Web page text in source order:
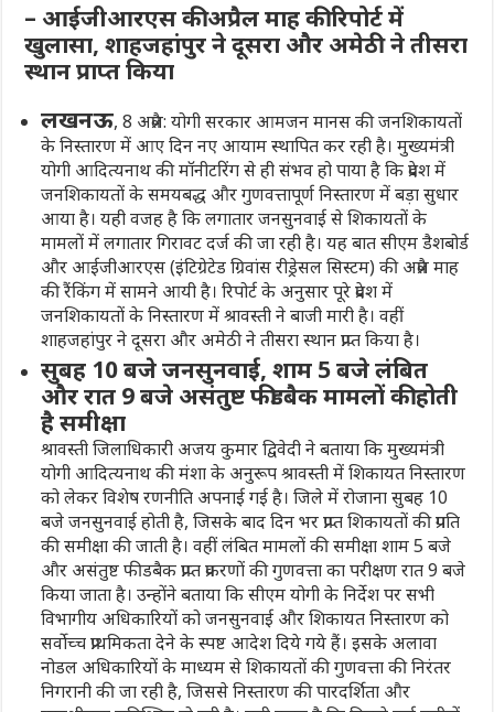
– आईजीआरएस की अप्रैल माह की रिपोर्ट में
खुलासा, शाहजहांपुर ने दूसरा और अमेठी ने तीसरा
स्थान प्राप्त किया
लखनऊ, 8 अप्रैल: योगी सरकार आमजन मानस की जनशिकायतों
के निस्तारण में आए दिन नए आयाम स्थापित कर रही है। मुख्यमंत्री
योगी आदित्यनाथ की मॉनीटरिंग से ही संभव हो पाया है कि प्रदेश में
जनशिकायतों के समयबद्ध और गुणवत्तापूर्ण निस्तारण में बड़ा सुधार
आया है। यही वजह है कि लगातार जनसुनवाई से शिकायतों के
मामलों में लगातार गिरावट दर्ज की जा रही है। यह बात सीएम डैशबोर्ड
और आईजीआरएस (इंटिग्रेटेड ग्रिवांस रीड्रेसल सिस्टम) की अप्रैल माह
की रैंकिंग में सामने आयी है। रिपोर्ट के अनुसार पूरे प्रदेश में
जनशिकायतों के निस्तारण में श्रावस्ती ने बाजी मारी है। वहीं
शाहजहांपुर ने दूसरा और अमेठी ने तीसरा स्थान प्राप्त किया है।
सुबह 10 बजे जनसुनवाई, शाम 5 बजे लंबित
और रात 9 बजे असंतुष्ट फीडबैक मामलों की होती
है समीक्षा
श्रावस्ती जिलाधिकारी अजय कुमार द्विवेदी ने बताया कि मुख्यमंत्री
योगी आदित्यनाथ की मंशा के अनुरूप श्रावस्ती में शिकायत निस्तारण
को लेकर विशेष रणनीति अपनाई गई है। जिले में रोजाना सुबह 10
बजे जनसुनवाई होती है, जिसके बाद दिन भर प्राप्त शिकायतों की प्रगति
की समीक्षा की जाती है। वहीं लंबित मामलों की समीक्षा शाम 5 बजे
और असंतुष्ट फीडबैक प्राप्त प्रकरणों की गुणवत्ता का परीक्षण रात 9 बजे
किया जाता है। उन्होंने बताया कि सीएम योगी के निर्देश पर सभी
विभागीय अधिकारियों को जनसुनवाई और शिकायत निस्तारण को
सर्वोच्च प्राथमिकता देने के स्पष्ट आदेश दिये गये हैं। इसके अलावा
नोडल अधिकारियों के माध्यम से शिकायतों की गुणवत्ता की निरंतर
निगरानी की जा रही है, जिससे निस्तारण की पारदर्शिता और